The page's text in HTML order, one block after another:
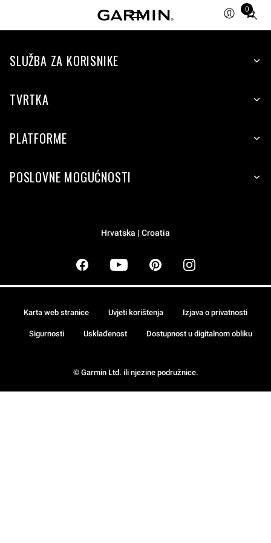
0
Total
items
cart:
SLUŽBA ZA KORISNIKE
TVRTKA
PLATFORME
POSLOVNE MOGUĆNOSTI
Hrvatska | Croatia
© Garmin Ltd. ili njezine podružnice.
Karta web stranice Uvjeti korištenja Izjava o privatnosti
Sigurnosti Usklađenost Dostupnost u digitalnom obliku